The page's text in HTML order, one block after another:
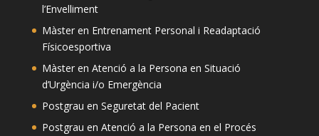
l’Envelliment
Màster en Entrenament Personal i Readaptació
Físicoesportiva
Màster en Atenció a la Persona en Situació
d’Urgència i/o Emergència
Postgrau en Seguretat del Pacient
Postgrau en Atenció a la Persona en el Procés